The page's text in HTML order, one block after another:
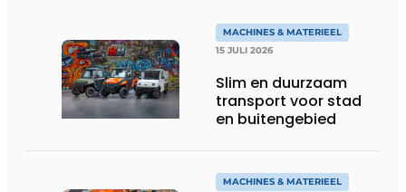
MACHINES & MATERIEEL
15 JULI 2026
Slim en duurzaam
transport voor stad
en buitengebied
MACHINES & MATERIEEL